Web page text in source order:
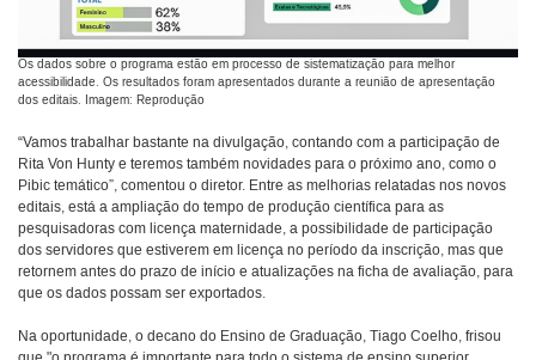
Os dados sobre o programa estão em processo de sistematização para melhor
acessibilidade. Os resultados foram apresentados durante a reunião de apresentação
dos editais. Imagem: Reprodução
“Vamos trabalhar bastante na divulgação, contando com a participação de
Rita Von Hunty e teremos também novidades para o próximo ano, como o
Pibic temático”, comentou o diretor. Entre as melhorias relatadas nos novos
editais, está a ampliação do tempo de produção científica para as
pesquisadoras com licença maternidade, a possibilidade de participação
dos servidores que estiverem em licença no período da inscrição, mas que
retornem antes do prazo de início e atualizações na ficha de avaliação, para
que os dados possam ser exportados.
Na oportunidade, o decano do Ensino de Graduação, Tiago Coelho, frisou